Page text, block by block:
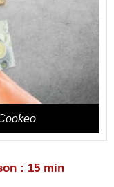
: 15 min